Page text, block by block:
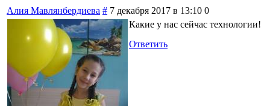
Алия Мавлянбердиева # 7 декабря 2017 в 13:10 0
Какие у нас сейчас технологии!
Ответить